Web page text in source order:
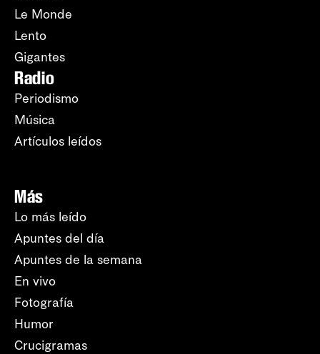
Le Monde
Lento
Gigantes
Radio
Periodismo
Música
Artículos leídos
Más
Lo más leído
Apuntes del día
Apuntes de la semana
En vivo
Fotografía
Humor
Crucigramas